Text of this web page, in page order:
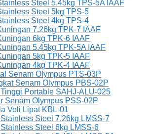
Steel 5.45kg TPS-5A IAAF
Steel 5kg TPS-5
Steel 4kg TPS-4
7.26kg TPK-7 IAAF
6kg TPK-6 IAAF
5.45kg TPK-5A IAAF
5kg TPK-5 IAAF
4kg TPK-4 IAAF
Senam Olympus PTS-03P
Senam Olympus PBS-02P
Portable SAHJ-ALU-025
Senam Olympus PSS-02P
Voli Lipat KBL-01
Steel 7.26kg LMSS-7
Steel 6kg LMSS-6